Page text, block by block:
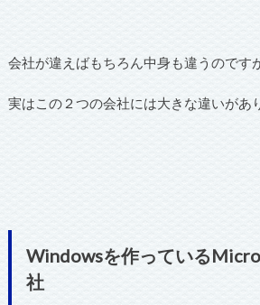
会社が違えばもちろん中身も違うのです
実はこの２つの会社には大きな違いがあ
Windowsを作っている
社